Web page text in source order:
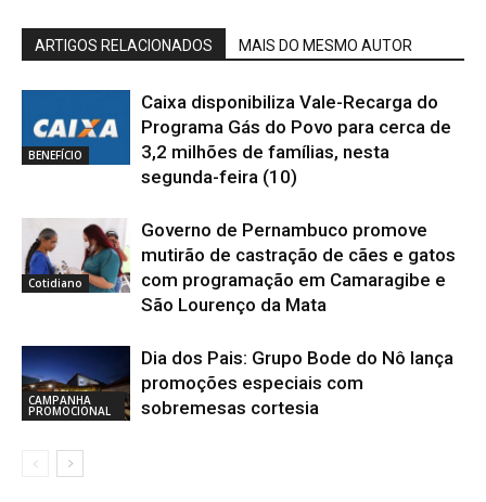
ARTIGOS RELACIONADOS MAIS DO MESMO AUTOR
BENEFÍCIO
Caixa disponibiliza Vale-Recarga do
Programa Gás do Povo para cerca de
3,2 milhões de famílias, nesta
segunda-feira (10)
Cotidiano
Governo de Pernambuco promove
mutirão de castração de cães e gatos
com programação em Camaragibe e
São Lourenço da Mata
CAMPANHA
PROMOCIONAL
Dia dos Pais: Grupo Bode do Nô lança
promoções especiais com
sobremesas cortesia